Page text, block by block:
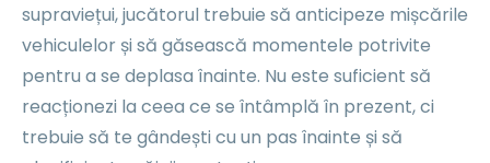
supraviețui, jucătorul trebuie să anticipeze mișcările
vehiculelor și să găsească momentele potrivite
pentru a se deplasa înainte. Nu este suficient să
reacționezi la ceea ce se întâmplă în prezent, ci
trebuie să te gândești cu un pas înainte și să